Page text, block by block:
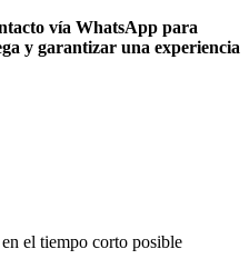
vía WhatsApp para
y garantizar una experiencia
el tiempo corto posible